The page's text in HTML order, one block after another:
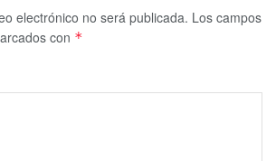
electrónico no será publicada. Los campos
con *